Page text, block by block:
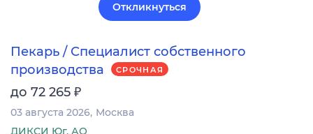
Откликнуться
Пекарь / Специалист собственного
производства
СРОЧНАЯ
до 72 265 ₽
03 августа 2026 Москва
ДИКСИ Юг, АО